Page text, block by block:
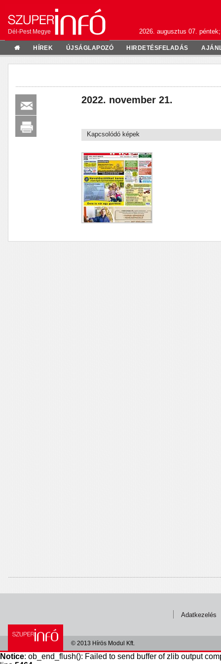
Dél-Pest Megye 2026. augusztus 07.
HÍREK ÚJSÁGLAPOZÓ HIRDETÉSFELADÁS
2022. november 21.
Kapcsolódó képek
Adatkezelés
© 2013 Hírös Modul Kft.
Notice: ob_end_flush(): Failed to send buffer of zlib output